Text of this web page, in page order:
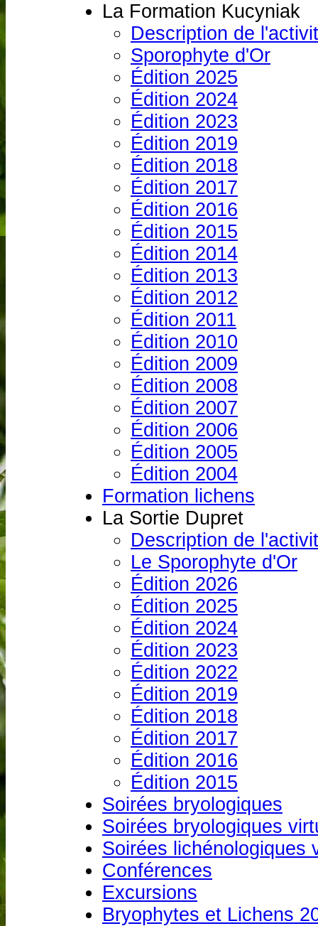
La Formation Kucyniak
Description de
Sporophyte d'Or
Édition 2025
Édition 2024
Édition 2023
Édition 2019
Édition 2018
Édition 2017
Édition 2016
Édition 2015
Édition 2014
Édition 2013
Édition 2012
Édition 2011
Édition 2010
Édition 2009
Édition 2008
Édition 2007
Édition 2006
Édition 2005
Édition 2004
Formation lichens
La Sortie Dupret
Description de
Le Sporophyte d'Or
Édition 2026
Édition 2025
Édition 2024
Édition 2023
Édition 2022
Édition 2019
Édition 2018
Édition 2017
Édition 2016
Édition 2015
Soirées bryologiques
Soirées bryologiques
Soirées lichénologiques
Conférences
Excursions
Bryophytes et Lichens